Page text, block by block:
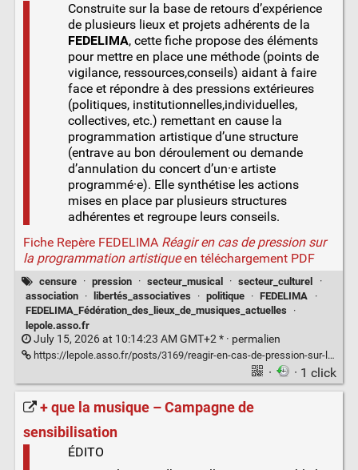
Construite sur la base de retours d’expérience
de plusieurs lieux et projets adhérents de la
FEDELIMA, cette fiche propose des éléments
pour mettre en place une méthode (points de
vigilance, ressources,conseils) aidant à faire
face et répondre à des pressions extérieures
(politiques, institutionnelles,individuelles,
collectives, etc.) remettant en cause la
programmation artistique d’une structure
(entrave au bon déroulement ou demande
d’annulation du concert d’un·e artiste
programmé·e). Elle synthétise les actions
mises en place par plusieurs structures
adhérentes et regroupe leurs conseils.
Fiche Repère FEDELIMA Réagir en cas de pression sur
la programmation artistiqueen téléchargement PDF
censure · pression · secteur_musical · secteur_culturel
·
association
· libertés_associatives · politique · FEDELIMA
·
FEDELIMA_Fédération_des_lieux_de_musiques_actuelles
·
lepole.asso.fr
July 15, 2026 at 10:14:23 AM GMT+2 * · permalien
https://lepole.asso.fr/posts/3169/reagir-en-cas-de-pression-sur-la-programmation-artistique
· · 1 click
+ que la musique – Campagne de
sensibilisation
ÉDITO